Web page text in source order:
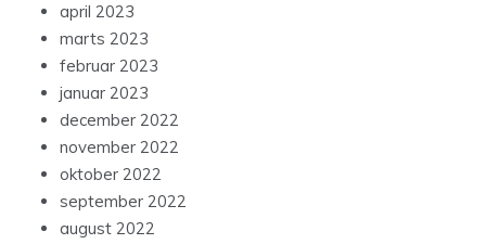
april 2023
marts 2023
februar 2023
januar 2023
december 2022
november 2022
oktober 2022
september 2022
august 2022